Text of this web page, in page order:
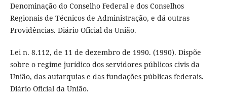
Denominação do Conselho Federal e dos Conselhos
Regionais de Técnicos de Administração, e dá outras
Providências. Diário Oficial da União.
Lei n. 8.112, de 11 de dezembro de 1990. (1990). Dispõe
sobre o regime jurídico dos servidores públicos civis da
União, das autarquias e das fundações públicas federais.
Diário Oficial da União.